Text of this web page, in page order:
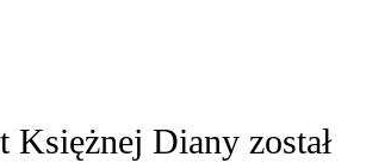
Księżnej Diany został